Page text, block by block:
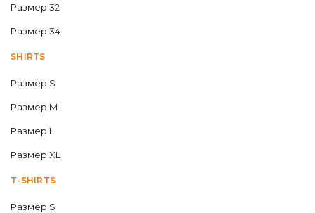
Размер 32
Размер 34
SHIRTS
Размер S
Размер M
Размер L
Размер XL
T-SHIRTS
Размер S